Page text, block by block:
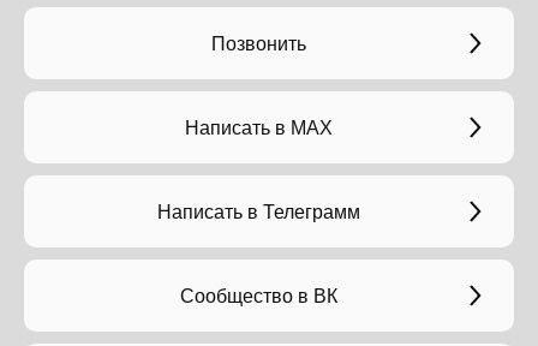
Позвонить
Написать в МАХ
Написать в Телеграмм
Сообщество в ВК